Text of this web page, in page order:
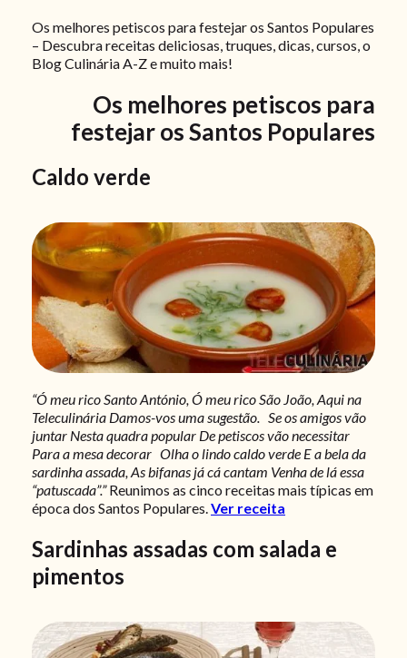
Os melhores petiscos para festejar os Santos Populares
– Descubra receitas deliciosas, truques, dicas, cursos, o
Blog Culinária A-Z e muito mais!
Os melhores petiscos para
festejar os Santos Populares
Caldo verde
“Ó meu rico Santo António,Ó meu rico São João,Aqui na
Teleculinária Damos-vos uma sugestão. Se os amigos vão
juntar Nesta quadra popular De petiscos vão necessitar
Para a mesa decorar Olha o lindo caldo verde E a bela da
sardinha assada,As bifanas já cá cantam Venha de lá essa
“patuscada”.”Reunimos as cinco receitas mais típicas em
época dos Santos Populares.Ver receita
Sardinhas assadas com salada e
pimentos